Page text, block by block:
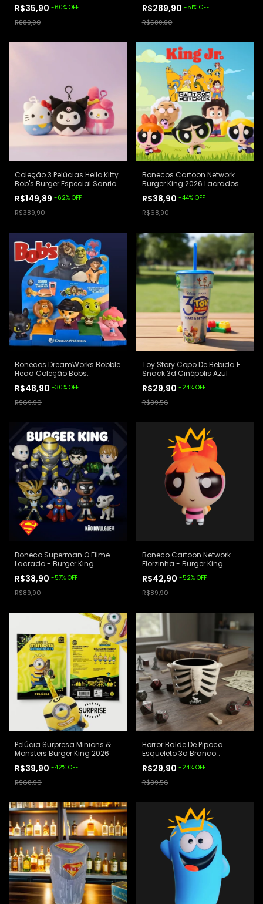
R$35,90 -60% OFF
R$89,90
R$289,90 -51% OFF
R$589,90
Coleção 3 Pelúcias Hello Kitty
Bob's Burger Especial Sanrio
R$149,89 -62% OFF
R$389,90
Bonecos Cartoon Network
Burger King 2026 Lacrados
R$38,90 -44% OFF
R$68,90
Bonecos DreamWorks Bobble
Head Coleção Bobs
R$48,90 -30% OFF
R$69,90
Toy Story Copo De Bebida E
Snack 3d Cinépolis Azul
R$29,90 -24% OFF
R$39,56
Boneco Superman O Filme
Lacrado - Burger King
R$38,90 -57% OFF
R$89,90
Boneco Cartoon Network
Florzinha - Burger King
R$42,90 -52% OFF
R$89,90
Pelúcia Surpresa Minions &
Monsters Burger King 2026
R$39,90 -42% OFF
R$68,90
Horror Balde De Pipoca
Esqueleto 3d Branco
R$29,90 -24% OFF
R$39,56